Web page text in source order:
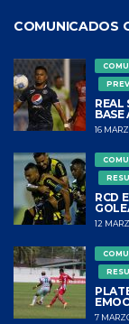
COMUNICADOS
REAL
BASE
16
RCD
12
7